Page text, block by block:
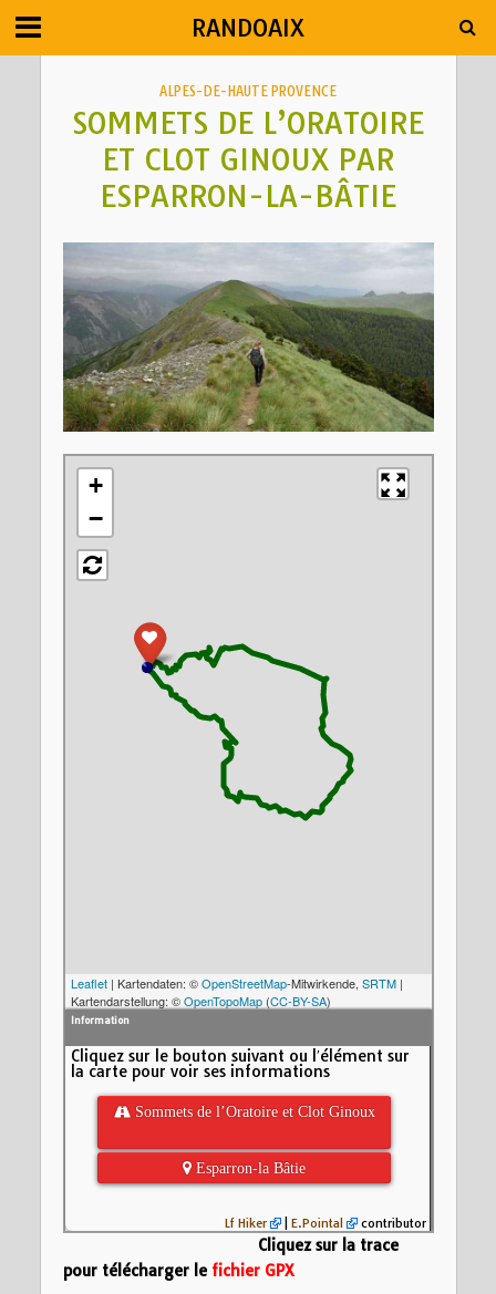
RANDOAIX
ALPES-DE-HAUTE PROVENCE
SOMMETS DE L’ORATOIRE
ET CLOT GINOUX PAR
ESPARRON-LA-BÂTIE
+
−
Leaflet| Kartendaten: ©OpenStreetMap-Mitwirkende, SRTM|
Kartendarstellung: ©OpenTopoMap(CC-BY-SA)
 Sommets de l’Oratoire et Clot Ginoux
 Esparron-la Bâtie
Information
Cliquez sur le bouton suivant ou l′élément sur
la carte pour voir ses informations
Lf Hiker | E.Pointal contributor
Cliquez sur la trace
pour télécharger le fichier GPX